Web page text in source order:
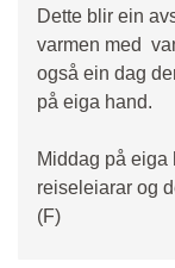
Dette blir ein
varmen med
også ein dag
på eiga hand.
Middag på eiga
reiseleiarar og
(F)